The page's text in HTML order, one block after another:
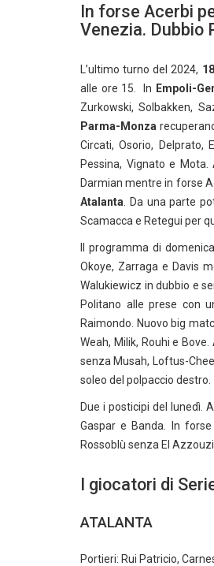
In forse Acerbi
Venezia. Dubbio
L’ultimo turno del 2024,
alle ore 15. In Empoli-
Zurkowski, Solbakken,
Parma-Monza
Circati, Osorio, Delprato,
Pessina, Vignato e
Darmian mentre in forse
Atalanta . Da una parte
Scamacca e Retegui per
Il programma di
Okoye, Zarraga e Davis
Walukiewicz in dubbio e
Politano alle prese con
Raimondo. Nuovo big
Weah, Milik, Rouhi e
senza Musah, Loftus-
soleo del polpaccio destro.
Due i posticipi del lunedì.
Gaspar e Banda. In
Rossoblù senza El
I giocatori di
ATALANTA
Portieri: Rui Patricio,